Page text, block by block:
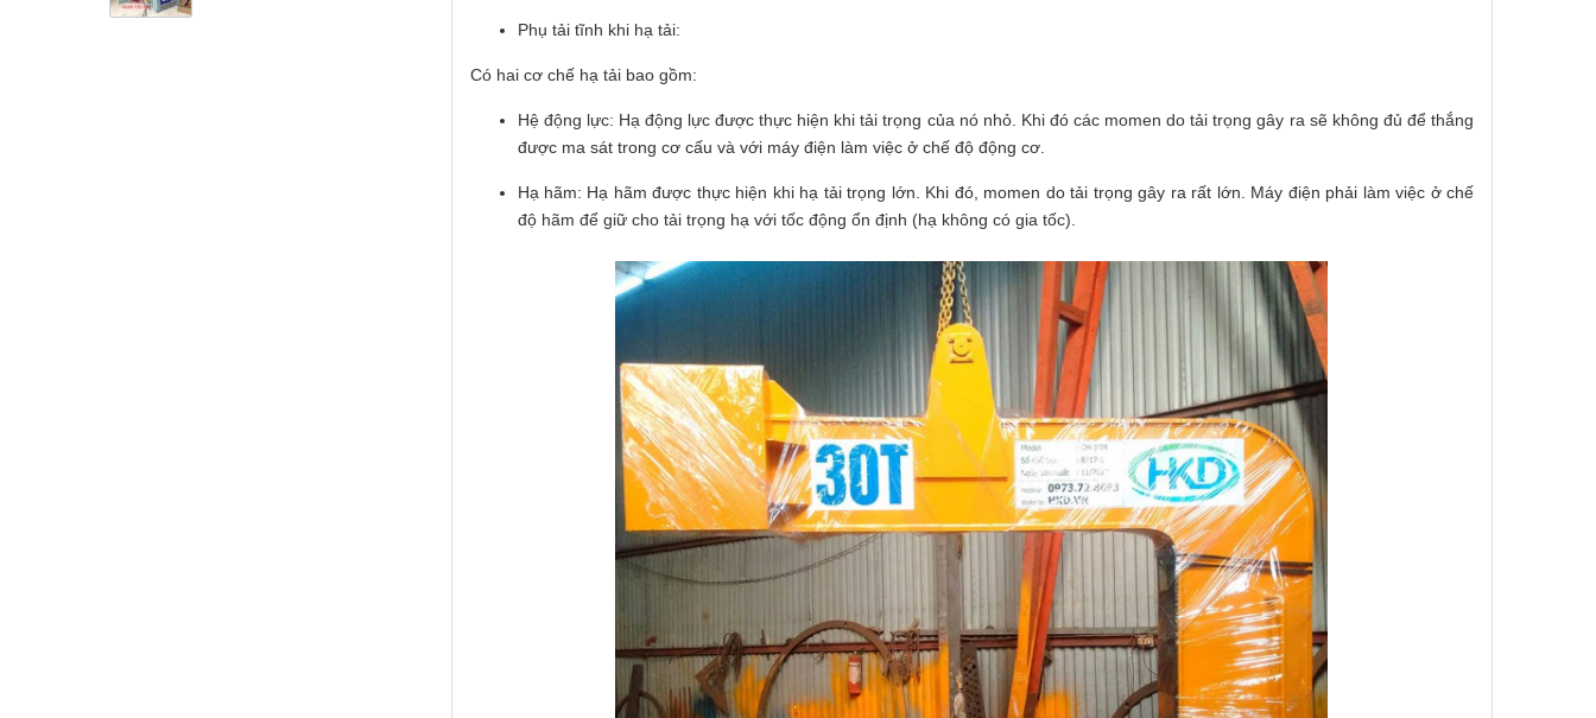
Phụ tải tĩnh khi hạ tải:
Có hai cơ chế hạ tải bao gồm:
Hệ động lực: Hạ động lực được thực hiện khi tải trọng của nó nhỏ. Khi đó các momen do tải trọng gây ra sẽ không đủ để thắng
được ma sát trong cơ cấu và với máy điện làm việc ở chế độ động cơ.
Hạ hãm: Hạ hãm được thực hiện khi hạ tải trọng lớn. Khi đó, momen do tải trọng gây ra rất lớn. Máy điện phải làm việc ở chế
độ hãm để giữ cho tải trọng hạ với tốc động ổn định (hạ không có gia tốc).